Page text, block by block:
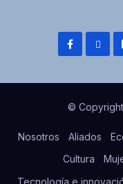
©
Nosotros Aliados
Cultura